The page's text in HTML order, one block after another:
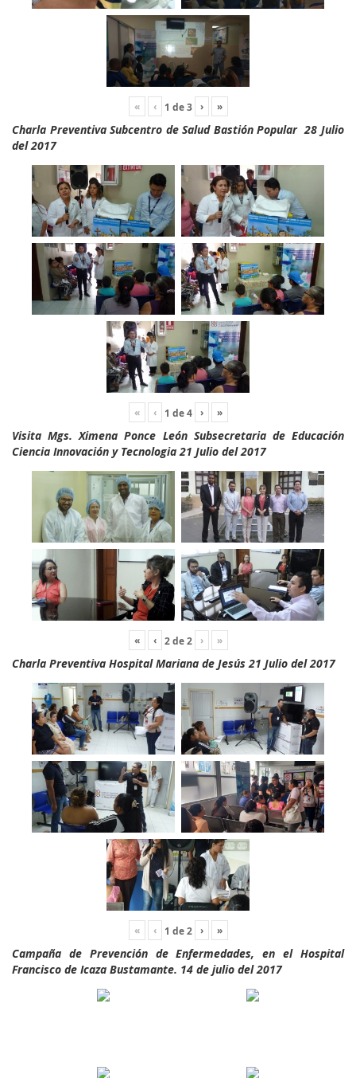
« ‹ 1 de3 › »
Charla Preventiva Subcentro de Salud Bastión Popular 28 Julio
del 2017
« ‹ 1 de4 › »
Visita Mgs. Ximena Ponce León Subsecretaria de Educación
Ciencia Innovación y Tecnologia 21 Julio del 2017
« ‹ 2de2 › »
Charla Preventiva Hospital Mariana de Jesús 21 Julio del 2017
« ‹ 1 de2 › »
Campaña de Prevención de Enfermedades, en el Hospital
Francisco de Icaza Bustamante. 14 de julio del 2017